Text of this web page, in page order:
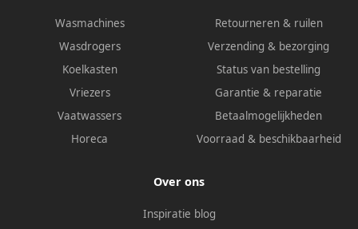
Wasmachines
Wasdrogers
Koelkasten
Vriezers
Vaatwassers
Horeca
Retourneren & ruilen
Verzending & bezorging
Status van bestelling
Garantie & reparatie
Betaalmogelijkheden
Voorraad & beschikbaarheid
Over ons
Inspiratie blog